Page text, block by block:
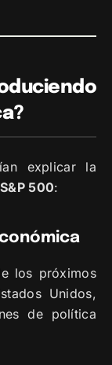
explicar la
500:
los próximos
Unidos,
de política